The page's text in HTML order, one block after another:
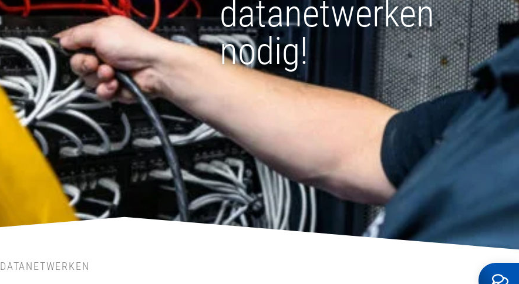
datanetwerken
nodig!
DATANETWERKEN